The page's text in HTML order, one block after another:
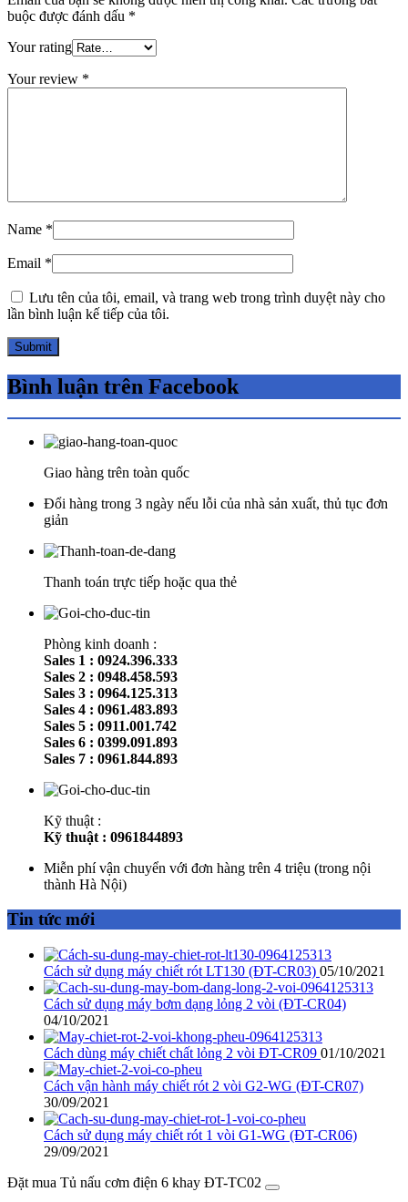
buộc được đánh dấu *
Your rating
Your review *
Name *
Email *
Lưu tên của tôi, email, và trang web trong trình duyệt này cho
lần bình luận kế tiếp của tôi.
Bình luận trên Facebook
Giao hàng trên toàn quốc
Đổi hàng trong 3 ngày nếu lỗi của nhà sản xuất, thủ tục đơn
giản
Thanh toán trực tiếp hoặc qua thẻ
Phòng kinh doanh :
Sales 1 : 0924.396.333
Sales 2 : 0948.458.593
Sales 3 : 0964.125.313
Sales 4 : 0961.483.893
Sales 5 : 0911.001.742
Sales 6 : 0399.091.893
Sales 7 : 0961.844.893
Kỹ thuật :
Kỹ thuật : 0961844893
Miễn phí vận chuyển với đơn hàng trên 4 triệu (trong nội
thành Hà Nội)
Tin tức mới
Cách sử dụng máy chiết rót LT130 (ĐT-CR03) 05/10/2021
Cách sử dụng máy bơm dạng lỏng 2 vòi (ĐT-CR04)
04/10/2021
Cách dùng máy chiết chất lỏng 2 vòi ĐT-CR09 01/10/2021
Cách vận hành máy chiết rót 2 vòi G2-WG (ĐT-CR07)
30/09/2021
Cách sử dụng máy chiết rót 1 vòi G1-WG (ĐT-CR06)
29/09/2021
Đặt mua Tủ nấu cơm điện 6 khay ĐT-TC02